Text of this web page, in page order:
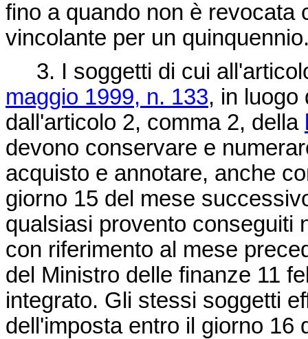
fino a quando non è revocata
vincolante per un
3. I soggetti di cui
maggio 1999, n. 133, in luogo
dall'articolo 2, comma 2, della
devono conservare e
acquisto e annotare, anche
giorno 15 del mese
qualsiasi provento conseguiti
con riferimento al mese
del Ministro delle finanze 11
integrato. Gli stessi soggetti
dell'imposta entro il giorno